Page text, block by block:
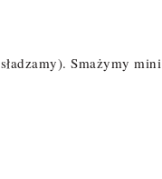
Smażymy mini